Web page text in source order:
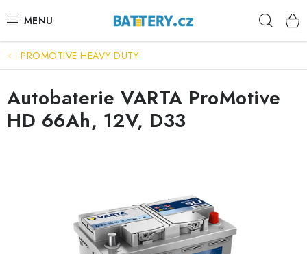
na
VÝHODNÉ SETY
SLUŽBY
AUTOBATERIE
STANIČNÍ BATERIE
PROMOTIVE HEAVY DUTY
Autobaterie VARTA ProMotive
HD 66Ah, 12V, D33